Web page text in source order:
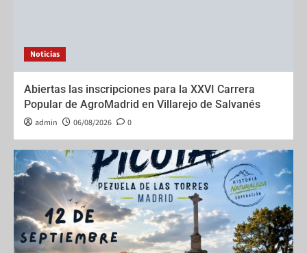
Noticias
Abiertas las inscripciones para la XXVI Carrera
Popular de AgroMadrid en Villarejo de Salvanés
admin 06/08/2026 0